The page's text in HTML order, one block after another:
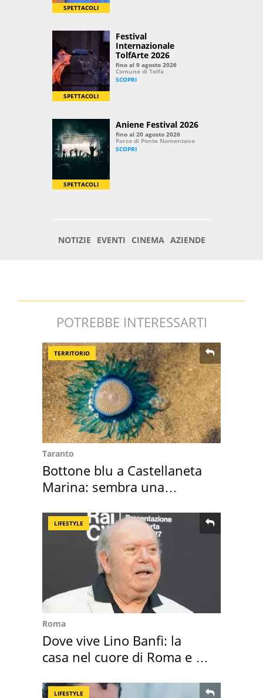
POTREBBE INTERESSARTI
TERRITORIO
Taranto
Bottone blu a Castellaneta
Marina: sembra una
LIFESTYLE
Roma
Dove vive Lino Banfi: la
casa nel cuore di Roma e i
LIFESTYLE